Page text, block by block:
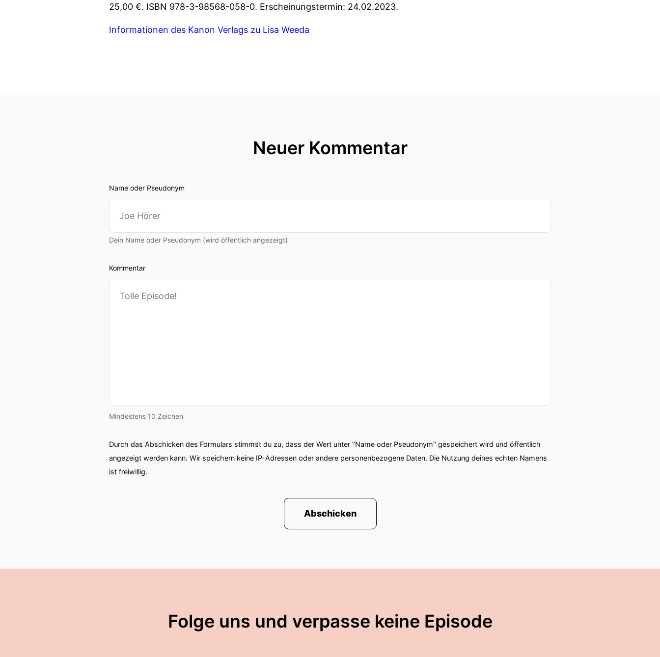
25,00 €. ISBN 978-3-98568-058-0. Erscheinungstermin: 24.02.2023.
Informationen des Kanon Verlags zu Lisa Weeda
Neuer Kommentar
Name oder Pseudonym
Dein Name oder Pseudonym (wird öffentlich angezeigt)
Kommentar
Mindestens 10 Zeichen
Durch das Abschicken des Formulars stimmst du zu, dass der Wert unter "Name oder Pseudonym" gespeichert wird und öffentlich
angezeigt werden kann. Wir speichern keine IP-Adressen oder andere personenbezogene Daten. Die Nutzung deines echten Namens
ist freiwillig.
Abschicken
Folge uns und verpasse keine Episode